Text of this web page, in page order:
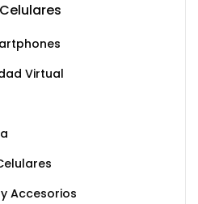
Virtual
Accesorios